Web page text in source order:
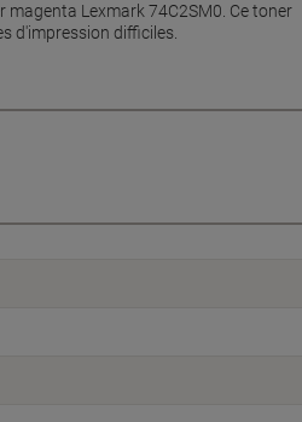
Lexmark 74C2SM0. Ce toner
d'impression difficiles.